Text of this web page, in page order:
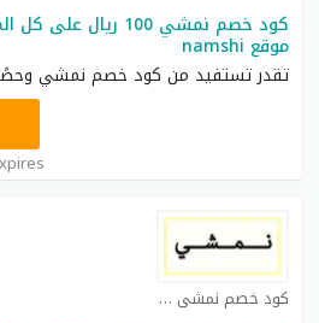
كود خصم نمشي 100
موقع namshi
تقدر تستفيد من كود خصم نمشي وحصًا
كود خصم نمشي كوبون